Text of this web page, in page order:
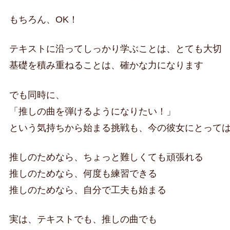
もちろん、OK！
テキストに沿ってしっかり学ぶことは、とても大切
基礎を積み重ねることは、確かな力になります
でも同時に、
「推しの曲を弾けるようになりたい！」
という気持ちから始まる挑戦も、今の彼女にとって
推しのためなら、ちょっと難しくても頑張れる
推しのためなら、何度も練習できる
推しのためなら、自分で工夫も始まる
実は、テキストでも、推しの曲でも